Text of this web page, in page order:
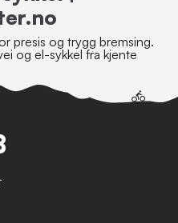
presis og trygg bremsing.
og el-sykkel fra kjente